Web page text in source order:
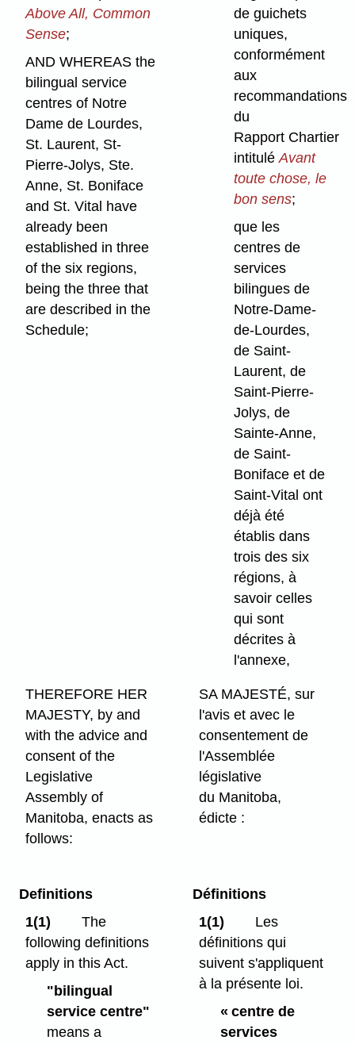
Above All, Common
Sense;
AND WHEREAS the
bilingual service
centres of Notre
Dame de Lourdes,
St. Laurent, St-
Pierre-Jolys, Ste.
Anne, St. Boniface
and St. Vital have
already been
established in three
of the six regions,
being the three that
are described in the
Schedule;
de guichets
uniques,
conformément
aux
recommandations
du
Rapport Chartier
intituléAvant
toute chose, le
bon sens;
que les
centres de
services
bilingues de
Notre-Dame-
de-Lourdes,
de Saint-
Laurent, de
Saint-Pierre-
Jolys, de
Sainte-Anne,
de Saint-
Boniface et de
Saint-Vital ont
déjà été
établis dans
trois des six
régions, à
savoir celles
qui sont
décrites à
l'annexe,
THEREFORE HER
MAJESTY, by and
with the advice and
consent of the
Legislative
Assembly of
Manitoba, enacts as
follows:
SA MAJESTÉ, sur
l'avis et avec le
consentement de
l'Assemblée
législative
du Manitoba,
édicte :
Definitions
1(1)
The
following definitions
apply in this Act.
"bilingual
service centre"
means a
Définitions
1(1)
Les
définitions qui
suivent s'appliquent
à la présente loi.
« centre de
services